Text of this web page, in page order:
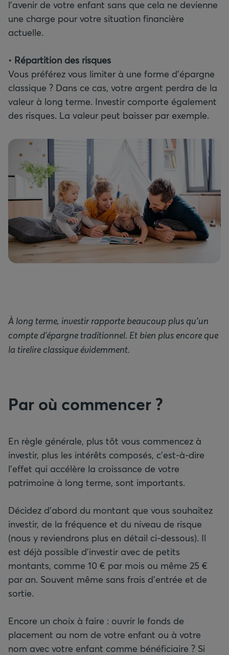
l’avenir de votre enfant sans que cela ne devienne
une charge pour votre situation financière
actuelle.
• Répartition des risques
Vous préférez vous limiter à une forme d’épargne
classique ? Dans ce cas, votre argent perdra de la
valeur à long terme. Investir comporte également
des risques. La valeur peut baisser par exemple.
À long terme, investir rapporte beaucoup plus qu’un
compte d’épargne traditionnel. Et bien plus encore que
la tirelire classique évidemment.
Par où commencer ?
En règle générale, plus tôt vous commencez à
investir, plus les intérêts composés, c’est-à-dire
l’effet qui accélère la croissance de votre
patrimoine à long terme, sont importants.
Décidez d’abord du montant que vous souhaitez
investir, de la fréquence et du niveau de risque
(nous y reviendrons plus en détail ci-dessous). Il
est déjà possible d’investir avec de petits
montants, comme 10 € par mois ou même 25 €
par an. Souvent même sans frais d’entrée et de
sortie.
Encore un choix à faire : ouvrir le fonds de
placement au nom de votre enfant ou à votre
nom avec votre enfant comme bénéficiaire ? Si